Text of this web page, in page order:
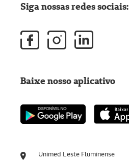
Unimed Leste Fluminense
Siga nossas redes sociais:
Baixe nosso aplicativo